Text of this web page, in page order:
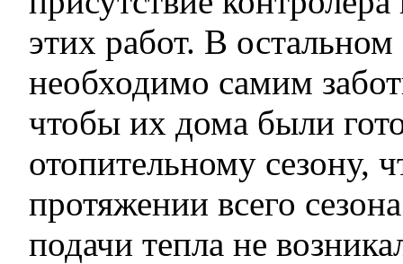
этих работ. В остальном
необходимо самим
чтобы их дома были
отопительному сезону,
протяжении всего
подачи тепла не